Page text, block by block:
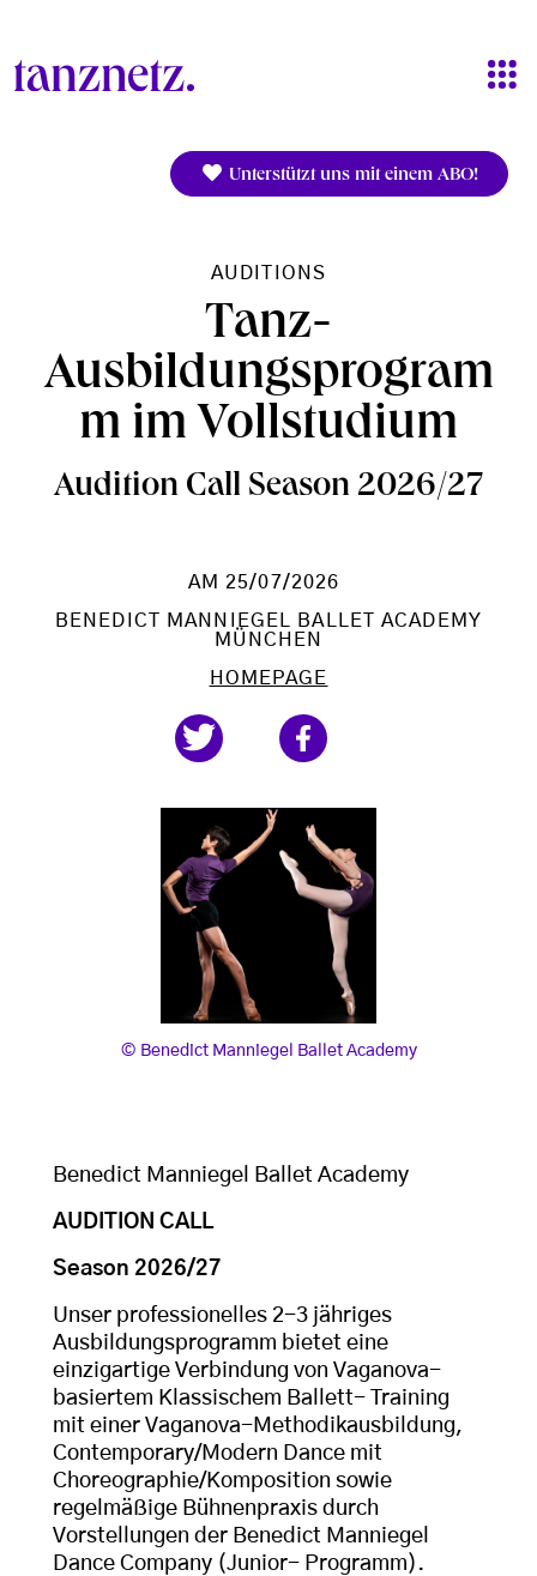
Unterstützt uns mit einem ABO!
AUDITIONS
Tanz-
Ausbildungsprogram
m im Vollstudium
Audition Call Season 2026/27
AM 25/07/2026
BENEDICT MANNIEGEL BALLET ACADEMY
MÜNCHEN
HOMEPAGE
Benedict Manniegel Ballet Academy
Benedict Manniegel Ballet Academy
AUDITION CALL
Season 2026/27
Unser professionelles 2-3 jähriges
Ausbildungsprogramm bietet eine
einzigartige Verbindung von Vaganova-
basiertem Klassischem Ballett- Training
mit einer Vaganova-Methodikausbildung,
Contemporary/Modern Dance mit
Choreographie/Komposition sowie
regelmäßige Bühnenpraxis durch
Vorstellungen der Benedict Manniegel
Dance Company (Junior- Programm).